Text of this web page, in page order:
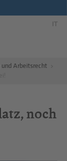
IT
Arbeitsrecht
noch